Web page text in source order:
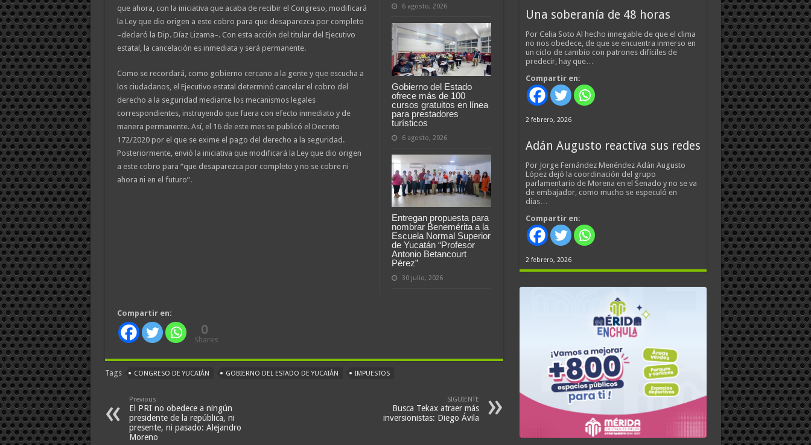
6 agosto, 2026
Gobierno del Estado
ofrece más de 100
cursos gratuitos en línea
para prestadores
turísticos
6 agosto, 2026
Entregan propuesta para
nombrar Benemérita a la
Escuela Normal Superior
de Yucatán “Profesor
Antonio Betancourt
Pérez”
30 julio, 2026
que ahora, con la iniciativa que acaba de recibir el Congreso, modificará
la Ley que dio origen a este cobro para que desaparezca por completo
–declaró la Dip. Díaz Lizama–. Con esta acción del titular del Ejecutivo
estatal, la cancelación es inmediata y será permanente.
Como se recordará, como gobierno cercano a la gente y que escucha a
los ciudadanos, el Ejecutivo estatal determinó cancelar el cobro del
derecho a la seguridad mediante los mecanismos legales
correspondientes, instruyendo que fuera con efecto inmediato y de
manera permanente. Así, el 16 de este mes se publicó el Decreto
172/2020 por el que se exime el pago del derecho a la seguridad.
Posteriormente, envió la iniciativa que modificará la Ley que dio origen
a este cobro para “que desaparezca por completo y no se cobre ni
ahora ni en el futuro”.
Compartir en:
0
Shares
Tags CONGRESO DE YUCATÁN GOBIERNO DEL ESTADO DE YUCATÁN IMPUESTOS
Previous
El PRI no obedece a ningún
presidente de la república, ni
presente, ni pasado: Alejandro
Moreno
SIGUIENTE
Busca Tekax atraer más
inversionistas: Diego Ávila
Una soberanía de 48 horas
Por Celia Soto Al hecho innegable de que el clima
no nos obedece, de que se encuentra inmerso en
un ciclo de cambio con patrones difíciles de
predecir, hay que…
Compartir en:
2 febrero, 2026
Adán Augusto reactiva sus redes
Por Jorge Fernández Menéndez Adán Augusto
López dejó la coordinación del grupo
parlamentario de Morena en el Senado y no se va
de embajador, como mucho se especuló en
días…
Compartir en:
2 febrero, 2026